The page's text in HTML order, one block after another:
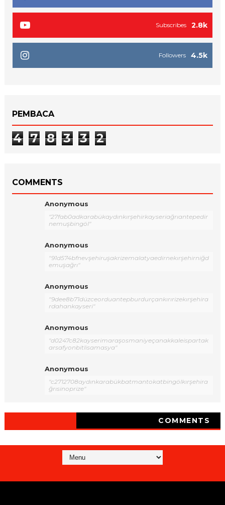
2.8k
Subscribes
4.5k
Followers
PEMBACA
4 7 8 3 3 2
COMMENTS
Anonymous
"27fab0adkarabükaydınkırşehirkayseriağrıantepedir
nemuşbingöl"
Anonymous
"91d574bfnevşehiruşakrizemalatyaedirnekırşehirniğd
emuşağrı"
Anonymous
"9dee8b71düzceorduantepburdurçankırırizekırşehira
rdahankayseri"
Anonymous
"d0247c82kayserimaraşosmaniyeçanakkaleispartak
arsafyonbitlisamasya"
Anonymous
"c2712708aydınkarabükbatmantokatbingölkırşehira
ğrısinoprize"
COMMENTS